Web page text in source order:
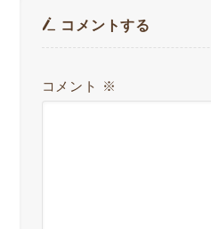
コメントする
コメント ※